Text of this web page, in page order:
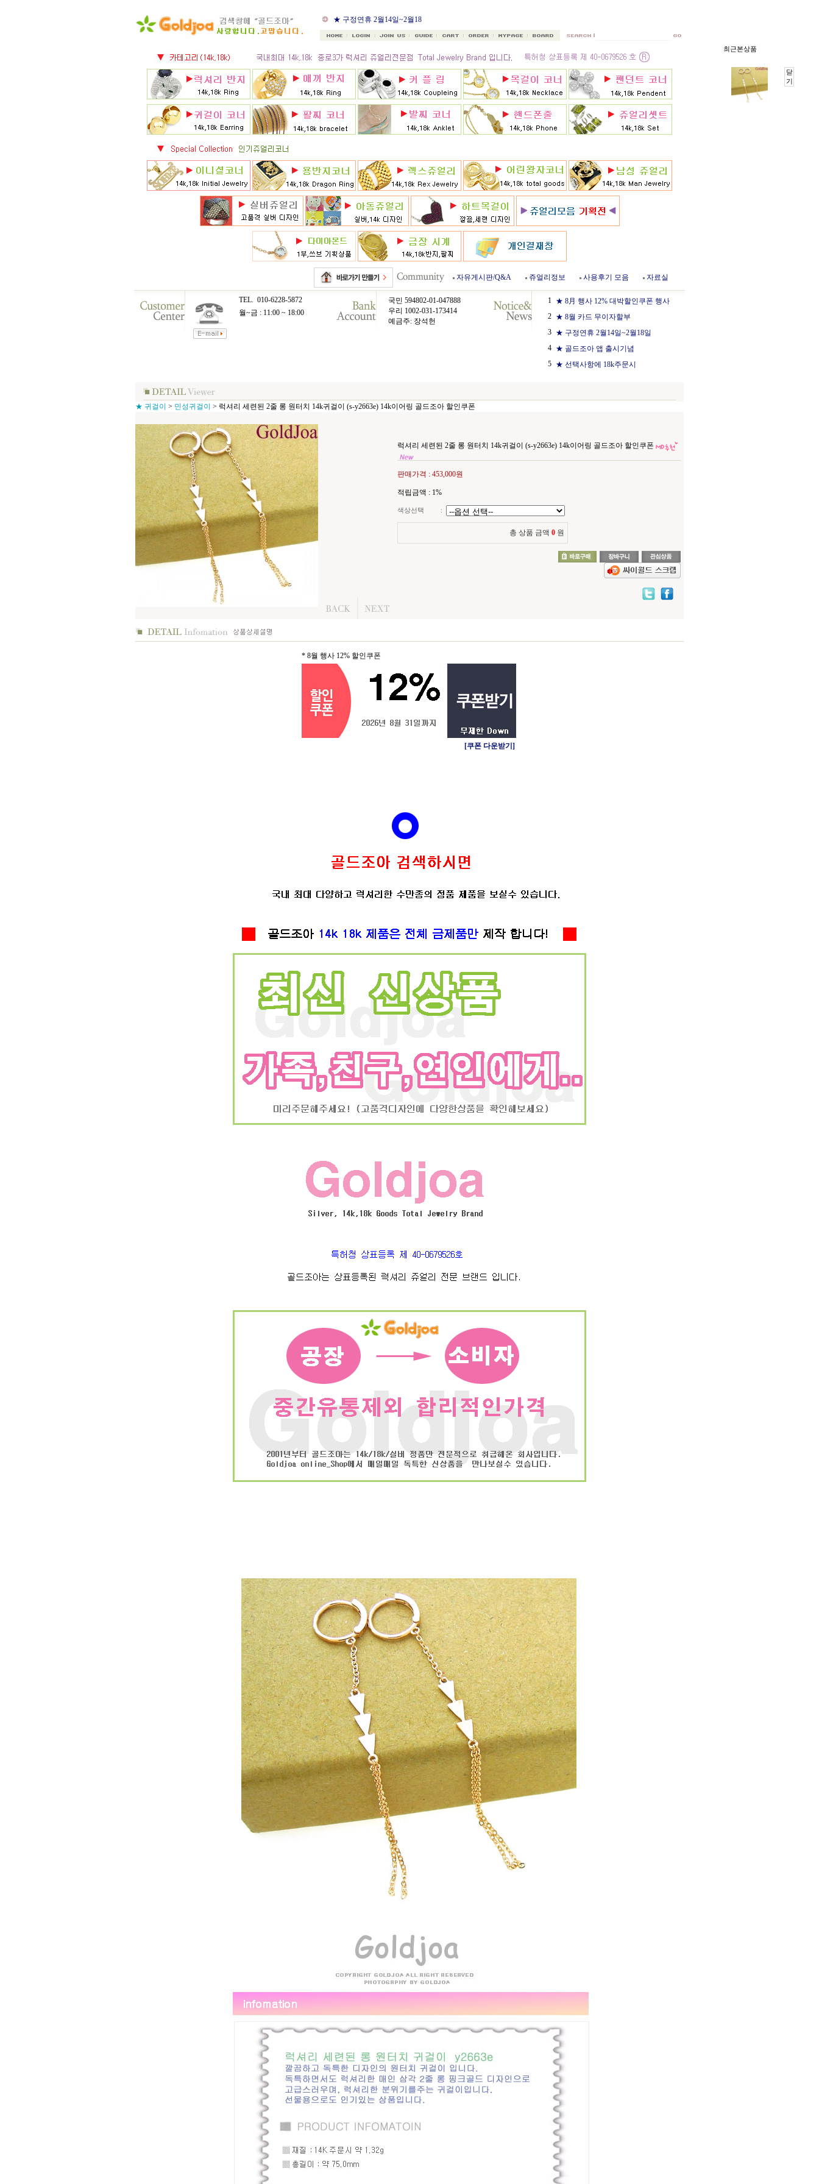
★ 8月 행사 12% 대박할인쿠
폰 행사
★ 구정연휴 2월14일~2월18
일
★ 골드조아 앱 출시기념
자유게시판/Q&A 쥬얼리정보 사용후기 모음 자료실
TEL. 010-6228-5872
월~금 : 11:00 ~ 18:00
국민 594802-01-047888
우리 1002-031-173414
예금주: 장석헌
1 ★ 8月 행사 12% 대박할인쿠폰 행사
2 ★ 8월 카드 무이자할부
3 ★ 구정연휴 2월14일~2월18일
4 ★ 골드조아 앱 출시기념
5 ★ 선택사항에 18k주문시
★ 귀걸이 > 민성귀걸이 > 럭셔리 세련된 2줄 롱 원터치 14k귀걸이 (s-y2663e) 14k이어링 골드조아 할인쿠폰
럭셔리 세련된 2줄 롱 원터치 14k귀걸이 (s-y2663e) 14k이어링 골드조아 할인쿠폰
판매가격 : 453,000원
적립금액 : 1%
색상선택 :
총 상품 금액 0 원
* 8월 행사 12% 할인쿠폰
[쿠폰 다운받기]
최근본상품
닫
기